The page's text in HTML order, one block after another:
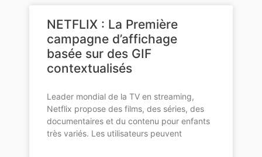
NETFLIX : La Première
campagne d’affichage
basée sur des GIF
contextualisés
Leader mondial de la TV en streaming,
Netflix propose des films, des séries, des
documentaires et du contenu pour enfants
très variés. Les utilisateurs peuvent